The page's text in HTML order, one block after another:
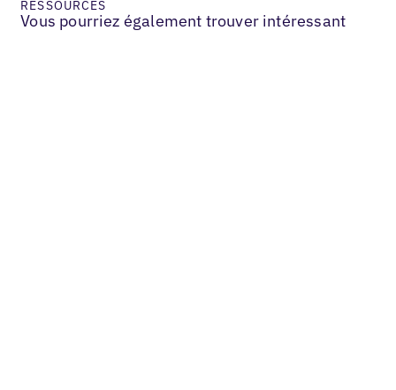
RESSOURCES
Vous pourriez également trouver intéressant